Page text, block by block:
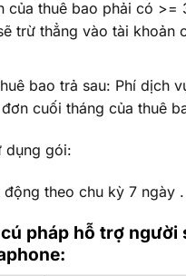
của thuê bao phải có >=
trừ thẳng vào tài khoản
bao trả sau: Phí dịch
cuối tháng của thuê
dụng gói:
động theo chu kỳ 7 ngày .
pháp hỗ trợ người